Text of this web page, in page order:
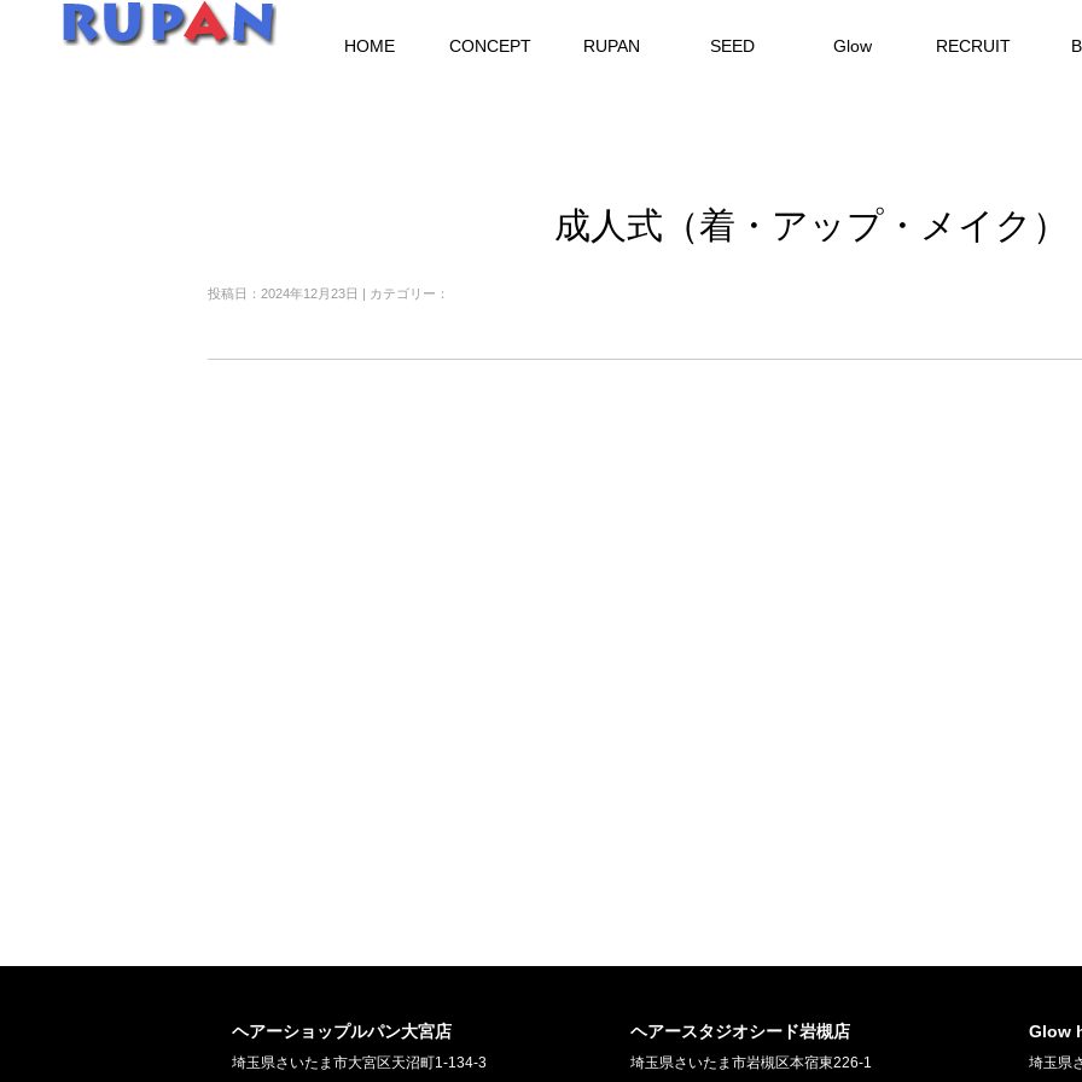
HOME CONCEPT RUPAN SEED Glow RECRUIT
成人式（着・アップ・メイク）
投稿日：2024年12月23日 | カテゴリー：
ヘアーショップルパン大宮店
埼玉県さいたま市大宮区天沼町1-134-3
ヘアースタジオシード岩槻店
埼玉県さいたま市岩槻区本宿東226-1
Glow
埼玉県